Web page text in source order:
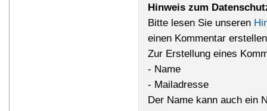
Hinweis zum
Bitte lesen Sie unseren
einen Kommentar
Zur Erstellung eines
- Name
- Mailadresse
Der Name kann auch ein